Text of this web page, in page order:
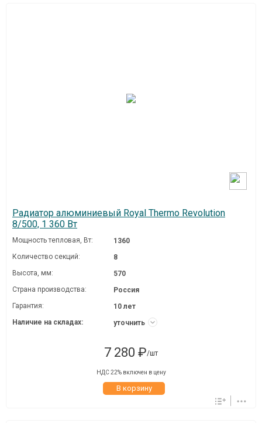
Радиатор алюминиевый Royal Thermo Revolution
8/500, 1 360 Вт
Мощность тепловая, Вт:
1360
Количество секций:
8
Высота, мм:
570
Страна производства:
Россия
Гарантия:
10 лет
Наличие на складах:
уточнить
7 280 ₽/шт
НДС 22% включен в цену
В корзину